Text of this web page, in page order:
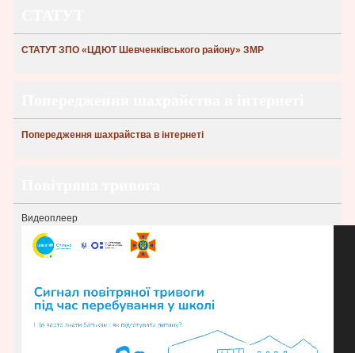
СТАТУТ ЗПО «ЦДЮТ Шевченківського району» ЗМР
Попередження шахрайства в інтернеті
Видеоплеер